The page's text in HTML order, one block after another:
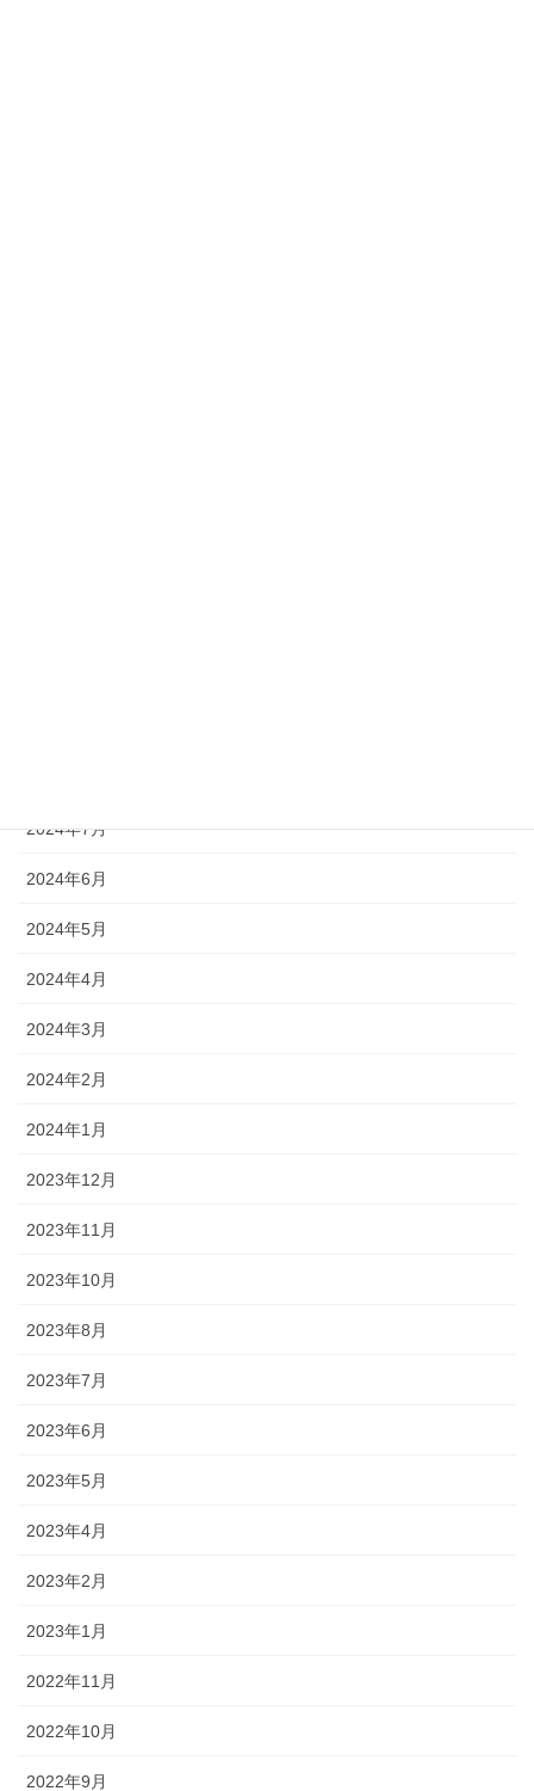
2024年7月
2024年6月
2024年5月
2024年4月
2024年3月
2024年2月
2024年1月
2023年12月
2023年11月
2023年10月
2023年8月
2023年7月
2023年6月
2023年5月
2023年4月
2023年2月
2023年1月
2022年11月
2022年10月
2022年9月